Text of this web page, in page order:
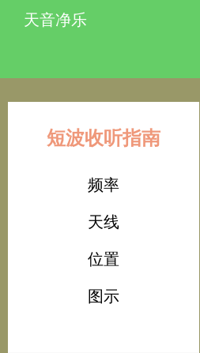
天音净乐
短波收听指南
频率
天线
位置
图示